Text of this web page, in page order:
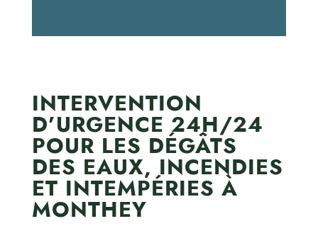
INTERVENTION
D’URGENCE 24H/24
POUR LES DÉGÂTS
DES EAUX, INCENDIES
ET INTEMPÉRIES À
MONTHEY